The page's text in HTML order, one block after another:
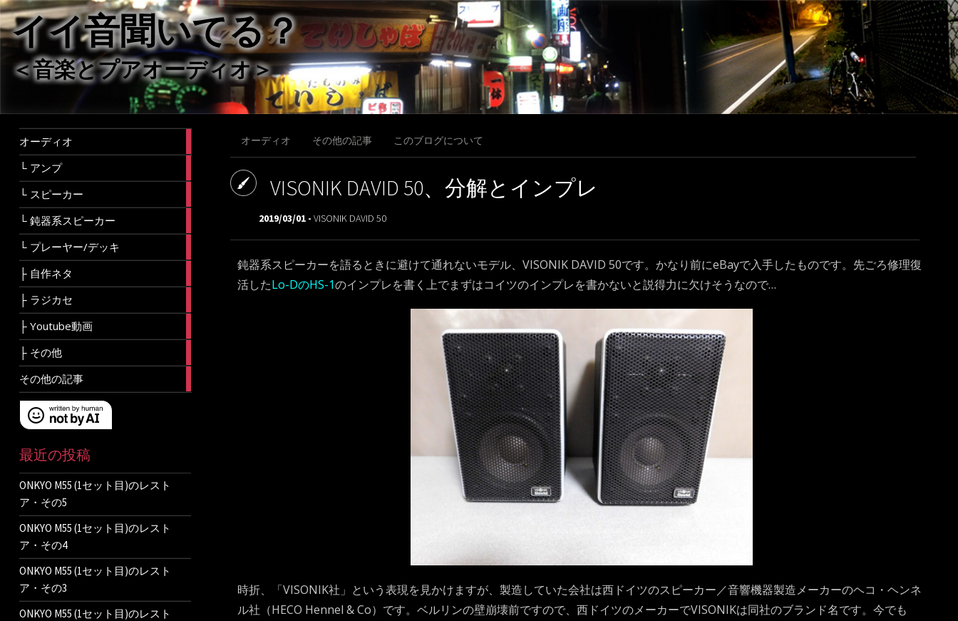
イイ音聞いてる？
＜音楽とプアオーディオ＞
オーディオ
└ アンプ
└ スピーカー
└ 鈍器系スピーカー
└ プレーヤー/デッキ
├ 自作ネタ
├ ラジカセ
├ Youtube動画
├ その他
その他の記事
最近の投稿
ONKYO M55 (1セット目)のレスト
ア・その5
ONKYO M55 (1セット目)のレスト
ア・その4
ONKYO M55 (1セット目)のレスト
ア・その3
ONKYO M55 (1セット目)のレスト
オーディオ その他の記事 このブログについて
VISONIK DAVID 50、分解とインプレ
2019/03/01 - VISONIK DAVID 50
鈍器系スピーカーを語るときに避けて通れないモデル、VISONIK DAVID 50です。かなり前にeBayで入手したものです。先ごろ修理復
活したLo-DのHS-1のインプレを書く上でまずはコイツのインプレを書かないと説得力に欠けそうなので…
時折、「VISONIK社」という表現を見かけますが、製造していた会社は西ドイツのスピーカー／音響機器製造メーカーのヘコ・ヘンネ
ル社（HECO Hennel & Co）です。ベルリンの壁崩壊前ですので、西ドイツのメーカーでVISONIKは同社のブランド名です。今でも